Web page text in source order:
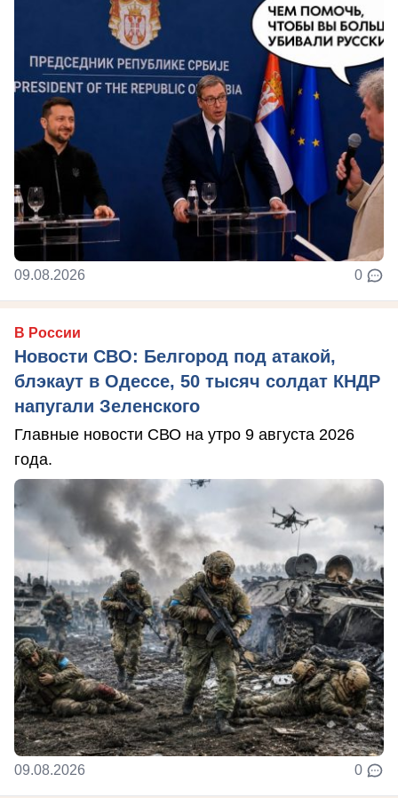
09.08.2026 0
В России
Новости СВО: Белгород под атакой,
блэкаут в Одессе, 50 тысяч солдат КНДР
напугали Зеленского
Главные новости СВО на утро 9 августа 2026
года.
09.08.2026 0